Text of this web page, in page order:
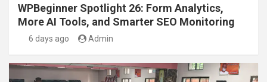
WPBeginner Spotlight 26: Form Analytics,
More AI Tools, and Smarter SEO Monitoring
6 days ago Admin